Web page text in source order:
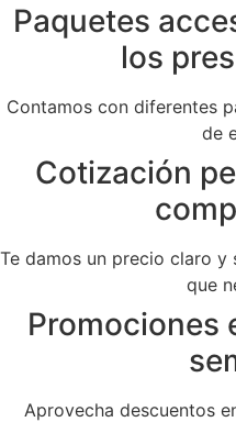
Paquetes
los
Contamos con diferentes
de
Cotización
Te damos un precio claro
que
Promociones
Aprovecha descuentos